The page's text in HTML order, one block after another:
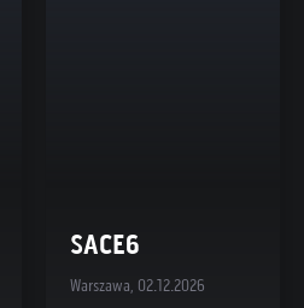
SACE6
Warszawa, 02.12.2026